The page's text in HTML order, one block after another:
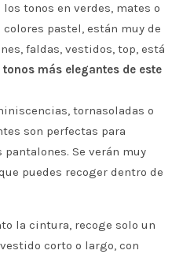
los tonos en verdes, mates o
pastel, están muy de
faldas, vestidos, top, está
tonos más elegantes de este
tornasoladas o
son perfectas para
Se verán muy
puedes recoger dentro de
la cintura, recoge solo un
corto o largo, con